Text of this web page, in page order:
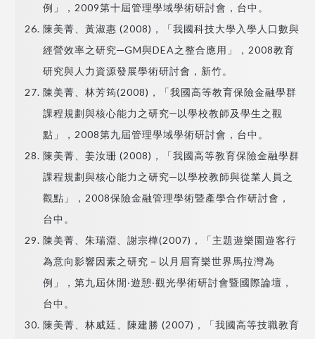
例」，2009第十屆管理學域學術研討會，台中。
陳美菁、黃淑惠 (2008)，「我國科技大學入學人口數與
經營效率之研究─GM與DEA之整合應用」，2008教育
研究與人力資源發展學術研討會，新竹。
陳美菁、林芳筠(2008)，「我國高等教育保險金融學群
課程規劃與核心能力之研究─以學校教師及學生之觀
點」，2008第九屆管理學域學術研討會，台中。
陳美菁、姜汝珊 (2008)，「我國高等教育保險金融學群
課程規劃與核心能力之研究─以學校教師與從業人員之
觀點」，2008保險金融管理學術暨產學合作研討會，
台中。
陳美菁、朱瑞淵、謝宗樺(2007)，「主題遊樂園遊客行
為意向影響因素之研究－以月眉育樂世界馬拉灣為
例」，第九屆休閒‧遊憩‧觀光學術研討會暨國際論壇，
台中。
陳美菁、林威廷、陳建勝 (2007)，「我國高等技職教育